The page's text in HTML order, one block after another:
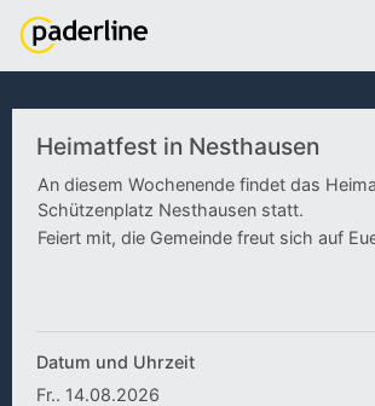
Heimatfest in Nesthausen
An diesem Wochenende findet das
Schützenplatz Nesthausen statt.
Feiert mit, die Gemeinde freut sich auf
Datum und Uhrzeit
Fr.. 14.08.2026